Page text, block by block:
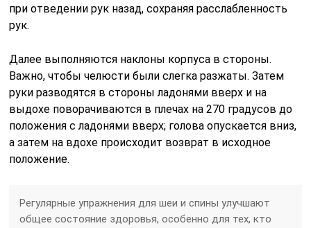
при отведении рук назад, сохраняя расслабленность
рук.
Далее выполняются наклоны корпуса в стороны.
Важно, чтобы челюсти были слегка разжаты. Затем
руки разводятся в стороны ладонями вверх и на
выдохе поворачиваются в плечах на 270 градусов до
положения с ладонями вверх; голова опускается вниз,
а затем на вдохе происходит возврат в исходное
положение.
Регулярные упражнения для шеи и спины улучшают
общее состояние здоровья, особенно для тех, кто